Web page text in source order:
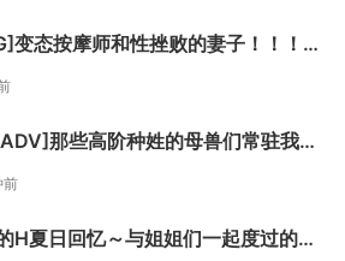
变态按摩师和性挫败的妻子！！！
and Sexually Frustated Wife
那些高阶种姓的母兽们常驻我的
宫/2G][FM/百度]
前